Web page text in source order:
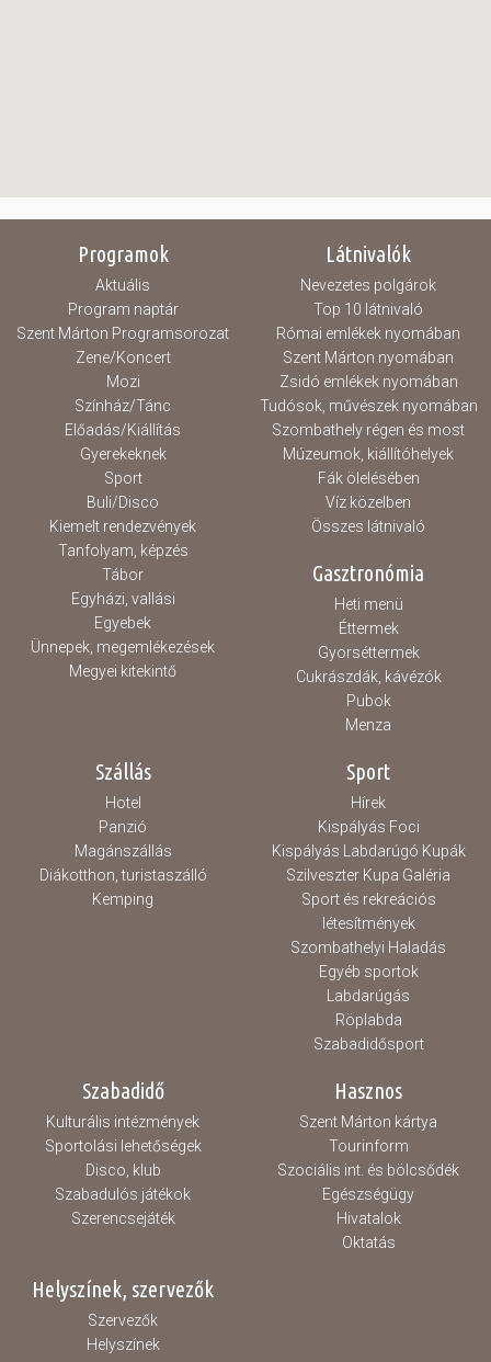
Programok
Aktuális
Program naptár
Szent Márton Programsorozat
Zene/Koncert
Mozi
Színház/Tánc
Előadás/Kiállítás
Gyerekeknek
Sport
Buli/Disco
Kiemelt rendezvények
Tanfolyam, képzés
Tábor
Egyházi, vallási
Egyebek
Ünnepek, megemlékezések
Megyei kitekintő
Látnivalók
Nevezetes polgárok
Top 10 látnivaló
Római emlékek nyomában
Szent Márton nyomában
Zsidó emlékek nyomában
Tudósok, művészek nyomában
Szombathely régen és most
Múzeumok, kiállítóhelyek
Fák ölelésében
Víz közelben
Összes látnivaló
Gasztronómia
Heti menü
Éttermek
Gyorséttermek
Cukrászdák, kávézók
Pubok
Menza
Szállás
Hotel
Panzió
Magánszállás
Diákotthon, turistaszálló
Kemping
Sport
Hírek
Kispályás Foci
Kispályás Labdarúgó Kupák
Szilveszter Kupa Galéria
Sport és rekreációs
létesítmények
Szombathelyi Haladás
Egyéb sportok
Labdarúgás
Röplabda
Szabadidősport
Szabadidő
Kulturális intézmények
Sportolási lehetőségek
Disco, klub
Szabadulós játékok
Szerencsejáték
Hasznos
Szent Márton kártya
Tourinform
Szociális int. és bölcsődék
Egészségügy
Hivatalok
Oktatás
Helyszínek, szervezők
Szervezők
Helyszínek